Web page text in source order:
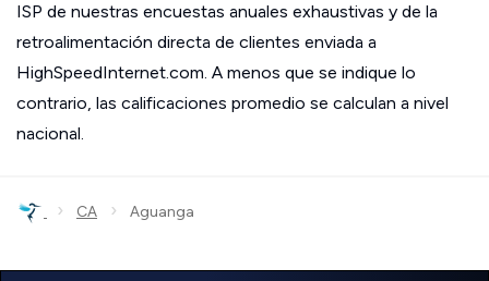
ISP de nuestras encuestas anuales exhaustivas y de la
retroalimentación directa de clientes enviada a
HighSpeedInternet.com. A menos que se indique lo
contrario, las calificaciones promedio se calculan a nivel
nacional.
› CA › Aguanga